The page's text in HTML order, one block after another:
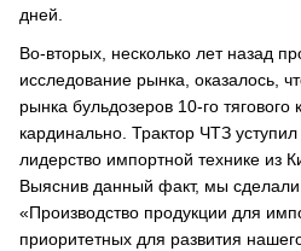
дней.
Во-вторых, несколько лет назад
исследование рынка, оказалось,
рынка бульдозеров 10-го тягового
кардинально. Трактор ЧТЗ
лидерство импортной технике из
Выяснив данный факт, мы
«Производство продукции для
приоритетных для развития